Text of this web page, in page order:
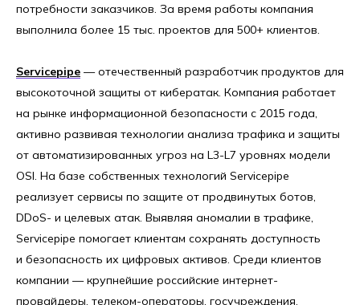
потребности заказчиков. За время работы компания
выполнила более 15 тыс. проектов для 500+ клиентов.
Servicepipe — отечественный разработчик продуктов для
высокоточной защиты от кибератак. Компания работает
на рынке информационной безопасности с 2015 года,
активно развивая технологии анализа трафика и защиты
от автоматизированных угроз на L3-L7 уровнях модели
OSI. На базе собственных технологий Servicepipe
реализует сервисы по защите от продвинутых ботов,
DDoS- и целевых атак. Выявляя аномалии в трафике,
Servicepipe помогает клиентам сохранять доступность
и безопасность их цифровых активов. Среди клиентов
компании — крупнейшие российские интернет-
провайдеры, телеком-операторы, госучреждения,